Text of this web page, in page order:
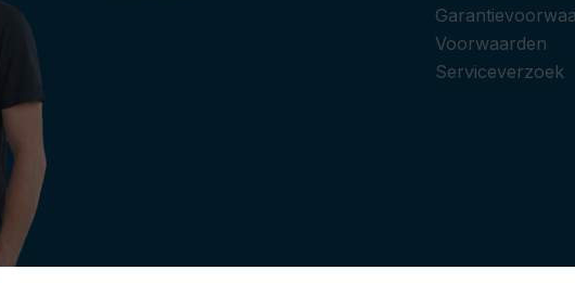
Voorwaarden
Serviceverzoek